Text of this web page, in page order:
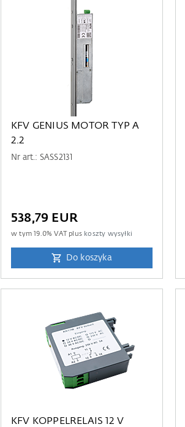
KFV GENIUS MOTOR TYP A
2.2
Nr art.: SASS2131
538,79 EUR
w tym19.0% VAT plus koszty wysyłki
Do koszyka
KFV KOPPELRELAIS 12 V